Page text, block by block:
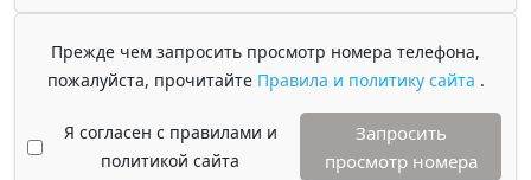
Прежде чем запросить просмотр номера телефона,
пожалуйста, прочитайте Правила и политику сайта .
Я согласен с правилами и
политикой сайта
Запросить
просмотр номера